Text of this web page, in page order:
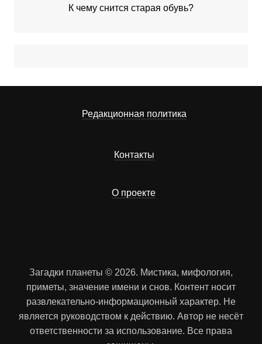
К чему снится старая обувь?
Редакционная политика
Контакты
О проекте
Загадки планеты © 2026. Мистика, мифология,
приметы, значение имени и снов. Контент носит
развлекательно-информационный характер. Не
является руководством к действию. Автор не несёт
ответственности за использование. Все права